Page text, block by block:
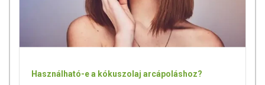
Használható-e a kókuszolaj arcápoláshoz?